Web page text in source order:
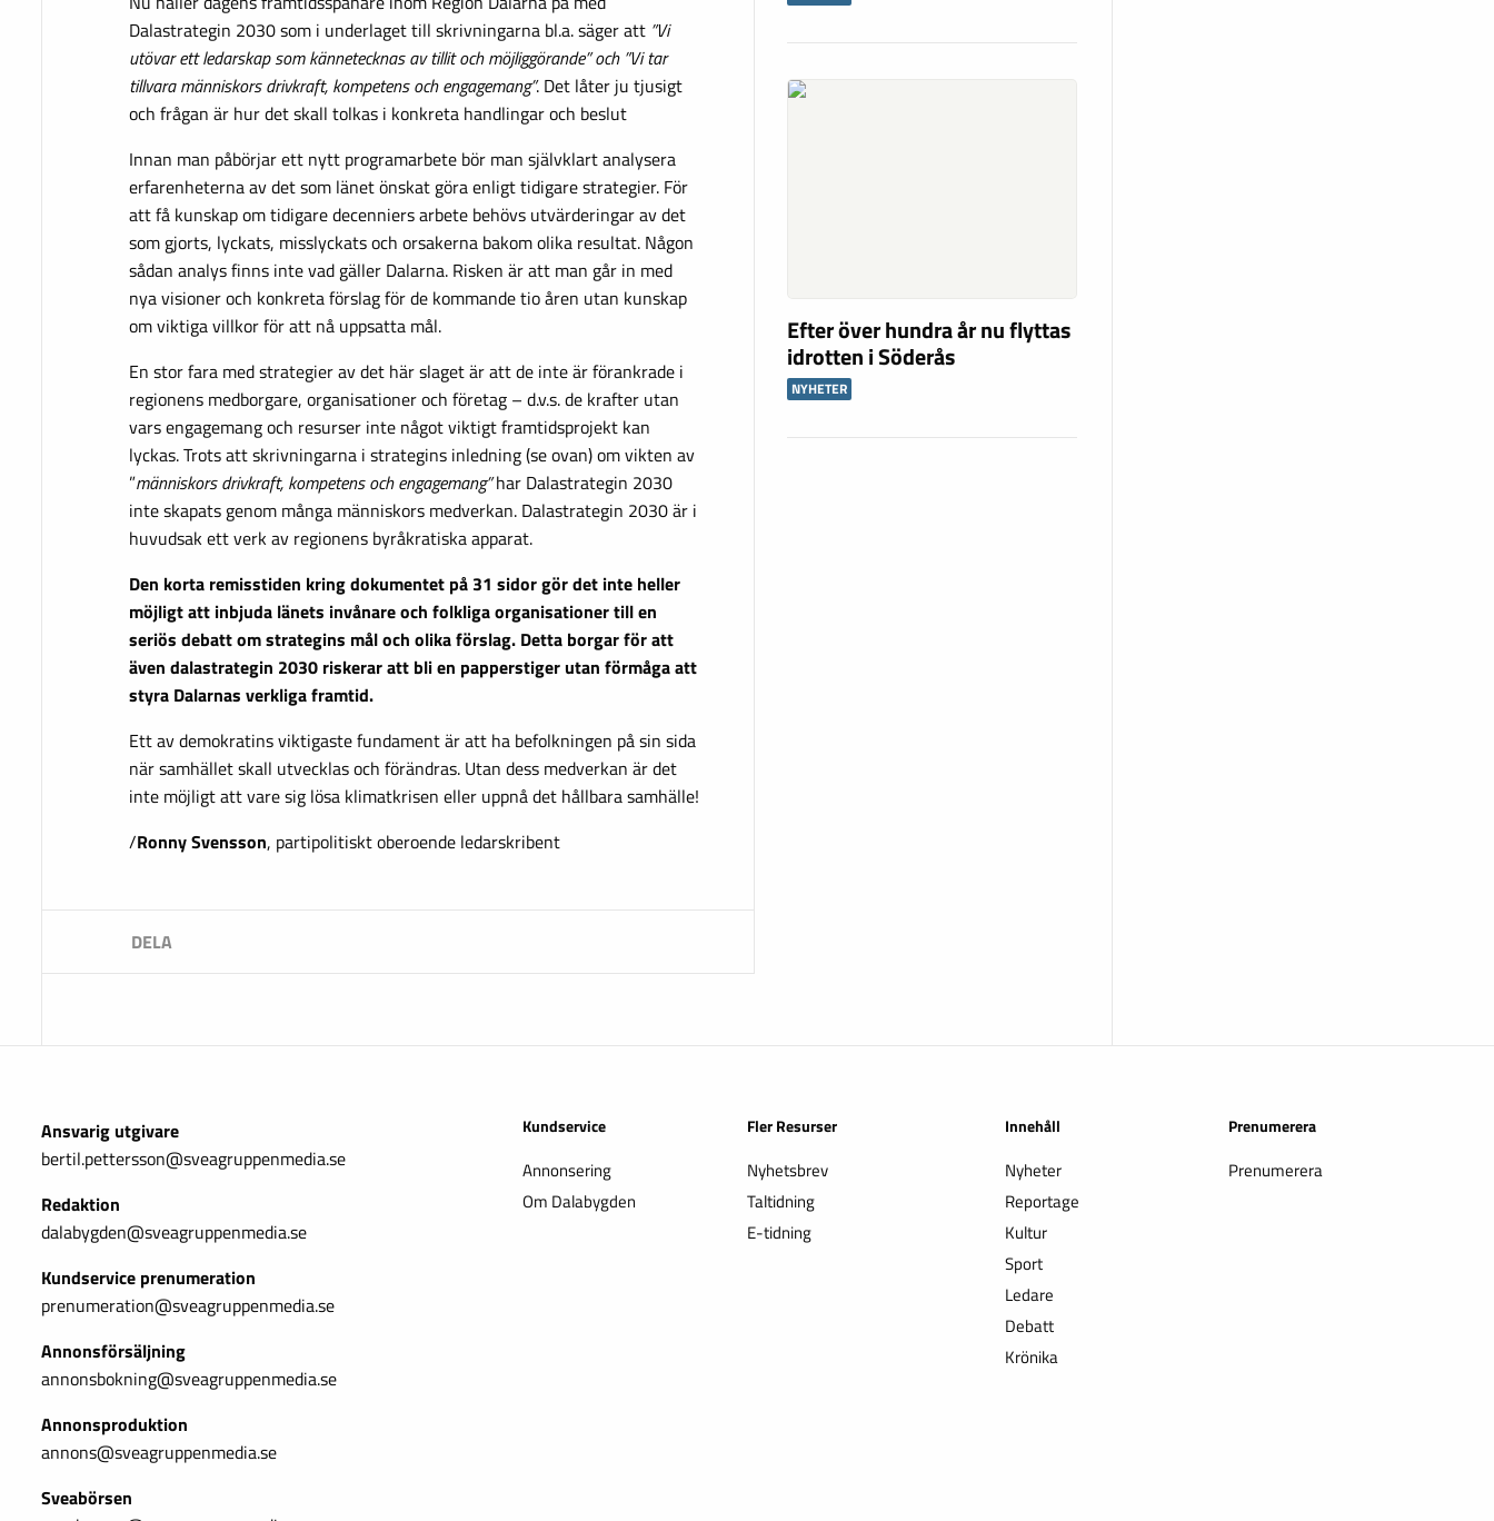
Dalastrategin 2030 som i underlaget till skrivningarna bl.a. säger att ”Vi
utövar ett ledarskap som kännetecknas av tillit och möjliggörande” och ”Vi tar
tillvara människors drivkraft, kompetens och engagemang”. Det låter ju tjusigt
och frågan är hur det skall tolkas i konkreta handlingar och beslut
Innan man påbörjar ett nytt programarbete bör man självklart analysera
erfarenheterna av det som länet önskat göra enligt tidigare strategier. För
att få kunskap om tidigare decenniers arbete behövs utvärderingar av det
som gjorts, lyckats, misslyckats och orsakerna bakom olika resultat. Någon
sådan analys finns inte vad gäller Dalarna. Risken är att man går in med
nya visioner och konkreta förslag för de kommande tio åren utan kunskap
om viktiga villkor för att nå uppsatta mål.
En stor fara med strategier av det här slaget är att de inte är förankrade i
regionens medborgare, organisationer och företag – d.v.s. de krafter utan
vars engagemang och resurser inte något viktigt framtidsprojekt kan
lyckas. Trots att skrivningarna i strategins inledning (se ovan) om vikten av
”människors drivkraft, kompetens och engagemang”har Dalastrategin 2030
inte skapats genom många människors medverkan. Dalastrategin 2030 är i
huvudsak ett verk av regionens byråkratiska apparat.
Den korta remisstiden kring dokumentet på 31 sidor gör det inte heller
möjligt att inbjuda länets invånare och folkliga organisationer till en
seriös debatt om strategins mål och olika förslag. Detta borgar för att
även dalastrategin 2030 riskerar att bli en papperstiger utan förmåga att
styra Dalarnas verkliga framtid.
Ett av demokratins viktigaste fundament är att ha befolkningen på sin sida
när samhället skall utvecklas och förändras. Utan dess medverkan är det
inte möjligt att vare sig lösa klimatkrisen eller uppnå det hållbara samhälle!
/Ronny Svensson, partipolitiskt oberoende ledarskribent
Efter över hundra år nu flyttas
idrotten i Söderås
NYHETER
Ansvarig utgivare
bertil.pettersson@sveagruppenmedia.se
Redaktion
dalabygden@sveagruppenmedia.se
Kundservice prenumeration
prenumeration@sveagruppenmedia.se
Annonsförsäljning
annonsbokning@sveagruppenmedia.se
Annonsproduktion
annons@sveagruppenmedia.se
Sveabörsen
Kundservice
Annonsering
Om Dalabygden
Fler Resurser
Nyhetsbrev
Taltidning
E-tidning
Innehåll
Nyheter
Reportage
Kultur
Sport
Ledare
Debatt
Krönika
Prenumerera
Prenumerera